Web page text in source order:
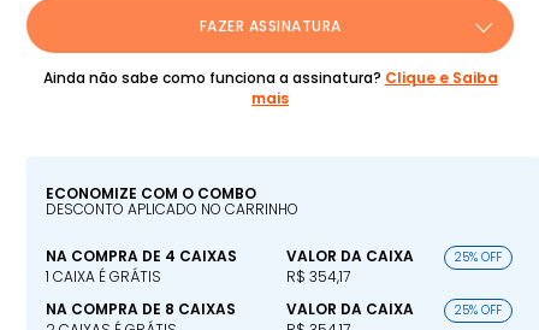
FAZER ASSINATURA
Ainda não sabe como funciona a assinatura? Clique e Saiba
mais
ECONOMIZE COM O COMBO
DESCONTO APLICADO NO CARRINHO
NA COMPRA DE 4 CAIXAS
1 CAIXA É GRÁTIS
VALOR DA CAIXA
R$ 354,17
25% OFF
NA COMPRA DE 8 CAIXAS
VALOR DA CAIXA
25% OFF